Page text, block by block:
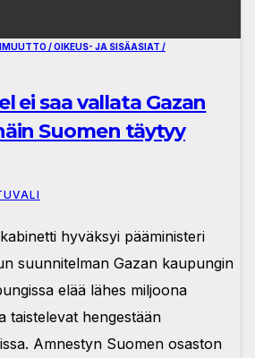
/ OIKEUS- JA SISÄASIAT /
ei saa vallata Gazan
Suomen täytyy
hyväksyi pääministeri
suunnitelman Gazan kaupungin
elää lähes miljoona
taistelevat hengestään
Amnestyn Suomen osaston